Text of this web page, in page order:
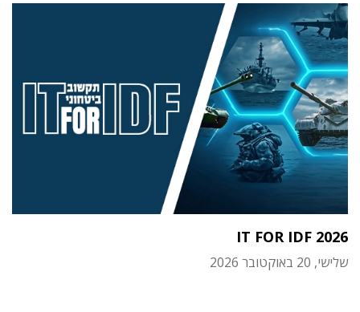
IT FOR IDF 2026
שלישי, 20 באוקטובר 2026